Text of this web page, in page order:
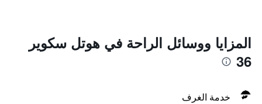
المزايا ووسائل الراحة في هوتل سكوير
36
خدمة الغرف